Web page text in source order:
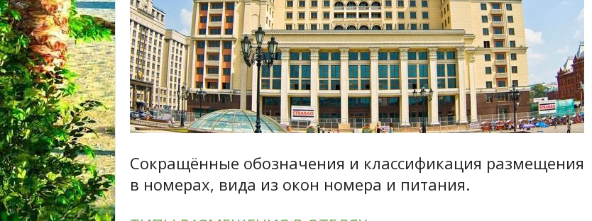
Сокращённые обозначения и классификация размещения
в номерах, вида из окон номера и питания.